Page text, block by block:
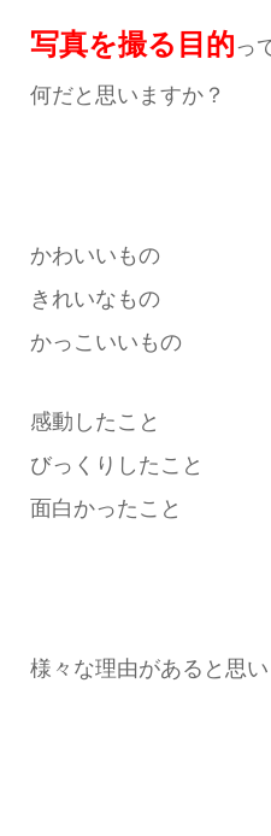
写真を撮る目的っ
何だと思いますか？
かわいいもの
きれいなもの
かっこいいもの
感動したこと
びっくりしたこと
面白かったこと
様々な理由があると思い